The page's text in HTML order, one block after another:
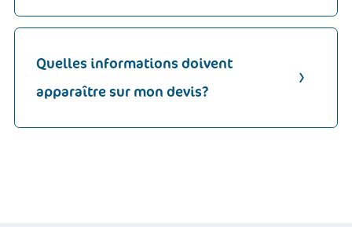
Quelles informations doivent
apparaître sur mon devis?